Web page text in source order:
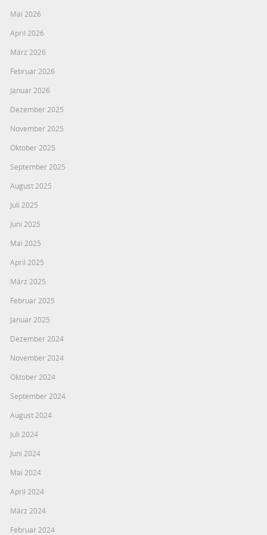
Mai 2026
April 2026
März 2026
Februar 2026
Januar 2026
Dezember 2025
November 2025
Oktober 2025
September 2025
August 2025
Juli 2025
Juni 2025
Mai 2025
April 2025
März 2025
Februar 2025
Januar 2025
Dezember 2024
November 2024
Oktober 2024
September 2024
August 2024
Juli 2024
Juni 2024
Mai 2024
April 2024
März 2024
Februar 2024